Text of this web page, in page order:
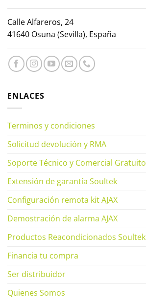
Calle Alfareros, 24
41640 Osuna (Sevilla), España
ENLACES
Terminos y condiciones
Solicitud devolución y RMA
Soporte Técnico y Comercial Gratuito
Extensión de garantía Soultek
Configuración remota kit AJAX
Demostración de alarma AJAX
Productos Reacondicionados Soultek
Financia tu compra
Ser distribuidor
Quienes Somos